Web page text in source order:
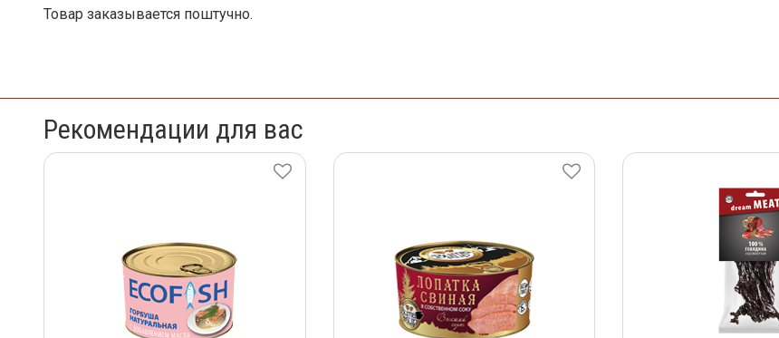
Товар заказывается поштучно.
Рекомендации для вас